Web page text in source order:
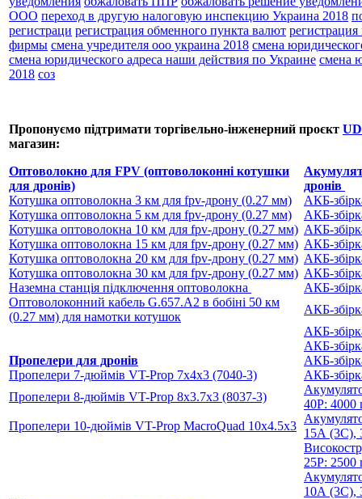
ООО переход в другую налоговую инспекцию Украина 2018
регистраци регистрация обменного пункта валют
фирмы смена учредителя ооо украина 2018 смена
смена юридического адреса наши действия по Украине смена
2018 соз
Пропонуємо підтримати торгівельно-інженерний проєкт
магазин:
Оптоволокно для FPV (оптоволоконні котушки
для дронів)
дронів
Котушка оптоволокна 3 км для fpv-дрону (0.27 мм)
АКБ-
Котушка оптоволокна 5 км для fpv-дрону (0.27 мм)
АКБ-
Котушка оптоволокна 10 км для fpv-дрону (0.27 мм) АКБ-
Котушка оптоволокна 15 км для fpv-дрону (0.27 мм) АКБ-
Котушка оптоволокна 20 км для fpv-дрону (0.27 мм) АКБ-
Котушка оптоволокна 30 км для fpv-дрону (0.27 мм) АКБ-
Наземна станція підключення оптоволокна
АКБ-
Оптоволоконний кабель G.657.A2 в бобіні 50 км
(0.27 мм) для намотки котушок
АКБ-
АКБ-
АКБ-
Пропелери для дронів
АКБ-
Пропелери 7-дюймів VT-Prop 7x4x3 (7040-3)
АКБ-
Пропелери 8-дюймів VT-Prop 8x3.7x3 (8037-3)
40P:
Пропелери 10-дюймів VT-Prop MacroQuad 10х4.5х3
15А (3С),
25P:
10А (3C),